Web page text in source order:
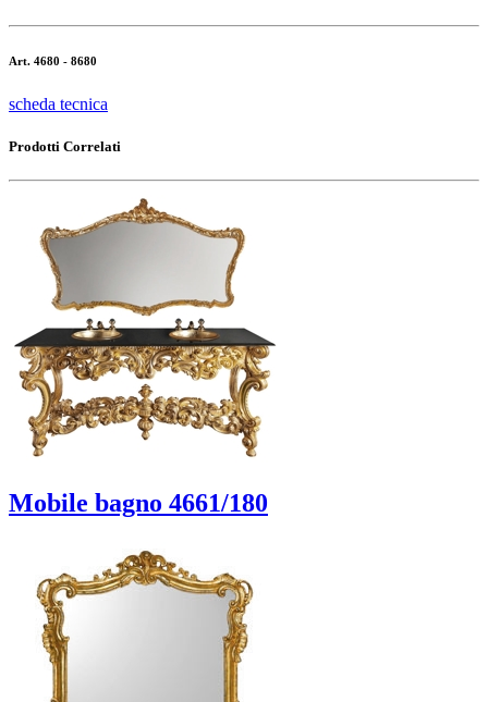
Art. 4680 - 8680
scheda tecnica
Prodotti Correlati
Mobile bagno 4661/180